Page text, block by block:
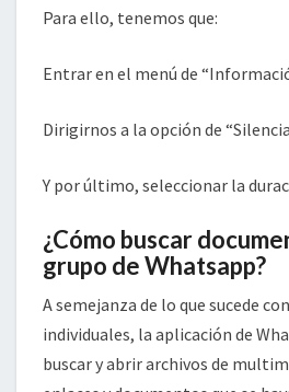
Para ello, tenemos que:
Entrar en el menú de
Dirigirnos a la opción de
Y por último, seleccionar la
¿Cómo buscar
grupo de Whatsapp?
A semejanza de lo que sucede
individuales, la aplicación de
buscar y abrir archivos de